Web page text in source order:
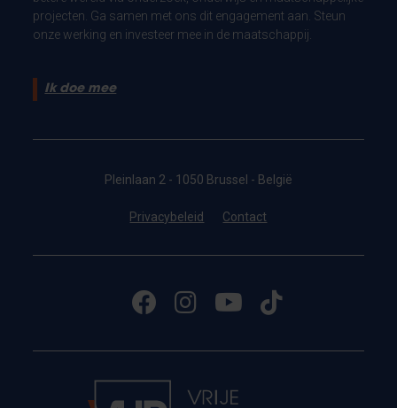
projecten. Ga samen met ons dit engagement aan. Steun
onze werking en investeer mee in de maatschappij.
Ik doe mee
Pleinlaan 2 - 1050 Brussel - België
Privacybeleid Contact